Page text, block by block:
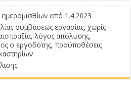
από 1.4.2023
συμβάσεως εργασίας, χωρίς
λόγος απόλυσης,
ο εργοδότης, προϋποθέσεις